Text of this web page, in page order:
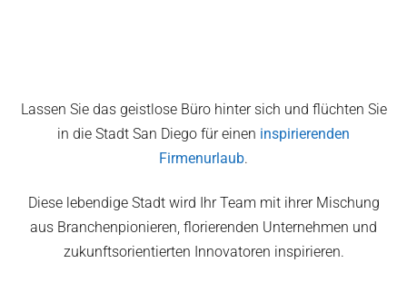
Lassen Sie das geistlose Büro hinter sich und flüchten Sie
in die Stadt San Diego für einen inspirierenden
Firmenurlaub.
Diese lebendige Stadt wird Ihr Team mit ihrer Mischung
aus Branchenpionieren, florierenden Unternehmen und
zukunftsorientierten Innovatoren inspirieren.